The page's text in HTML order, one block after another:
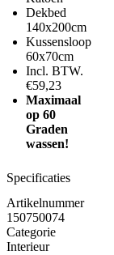
Dekbed
140x200cm
Kussensloop
60x70cm
Incl. BTW.
€59,23
Maximaal
op 60
Graden
wassen!
Specificaties
Artikelnummer
150750074
Categorie
Interieur